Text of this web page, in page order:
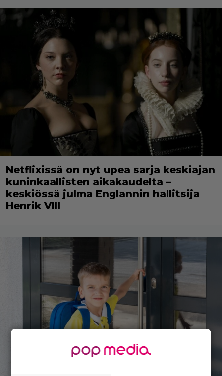
Netflixissä on nyt upea sarja keskiajan
kuninkaallisten aikakaudelta –
keskiössä julma Englannin hallitsija
Henrik VIII